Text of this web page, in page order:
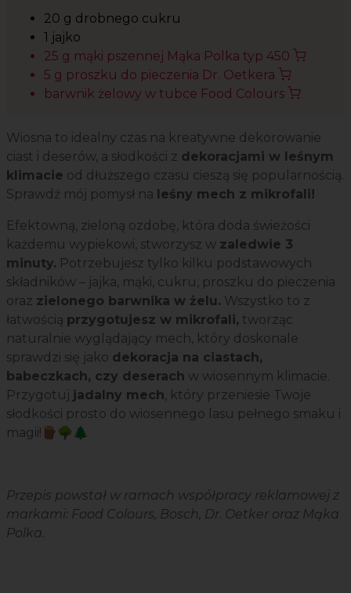
20 g drobnego cukru
1 jajko
25 g mąki pszennej Mąka Polka typ 450
5 g proszku do pieczenia Dr. Oetkera
barwnik żelowy w tubce Food Colours
Wiosna to idealny czas na kreatywne dekorowanie
ciast i deserów, a słodkości z dekoracjami w leśnym
klimacie od dłuższego czasu cieszą się popularnością.
Sprawdź mój pomysł na leśny mech z mikrofali!
Efektowną, zieloną ozdobę, która doda świeżości
każdemu wypiekowi, stworzysz w zaledwie 3
minuty. Potrzebujesz tylko kilku podstawowych
składników – jajka, mąki, cukru, proszku do pieczenia
oraz zielonego barwnika w żelu. Wszystko to z
łatwością przygotujesz w mikrofali, tworząc
naturalnie wyglądający mech, który doskonale
sprawdzi się jako dekoracja na ciastach,
babeczkach, czy deserach w wiosennym klimacie.
Przygotuj jadalny mech, który przeniesie Twoje
słodkości prosto do wiosennego lasu pełnego smaku i
magii!🪵🌳🌲
Przepis powstał w ramach współpracy reklamowej z
markami: Food Colours, Bosch, Dr. Oetker oraz Mąka
Polka.